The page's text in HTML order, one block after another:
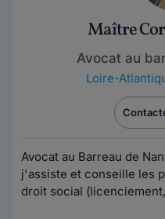
Maître
Avocat au
Loire-
Avocat au Barreau de
j'assiste et conseille les
droit social